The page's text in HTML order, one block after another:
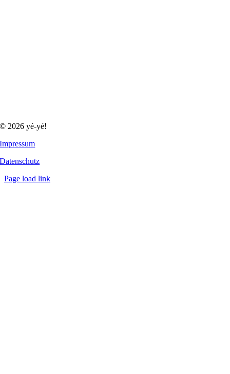
© 2026 yé-yé!
Impressum
Datenschutz
Page load link